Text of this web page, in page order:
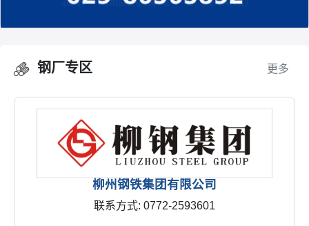
钢厂专区 更多
柳州钢铁集团有限公司
联系方式: 0772-2593601